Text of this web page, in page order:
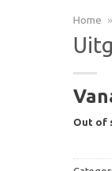
Home »
Out of